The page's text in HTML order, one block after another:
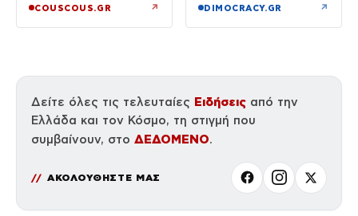
COUSCOUS.GR ↗ DIMOCRACY.GR ↗
Δείτε όλες τις τελευταίες Ειδήσεις από την
Ελλάδα και τον Κόσμο, τη στιγμή που
συμβαίνουν, στο ΔΕΔΟΜΕΝΟ.
ΑΚΟΛΟΥΘΗΣΤΕ ΜΑΣ